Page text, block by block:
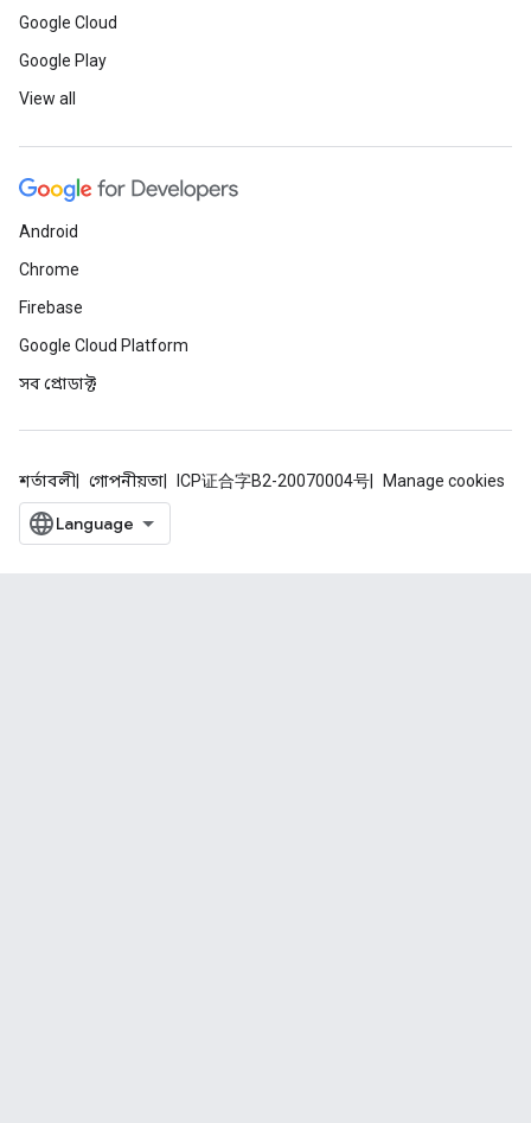
Google Cloud
Google Play
View all
Android
Chrome
Firebase
Google Cloud Platform
সব প্রোডাক্ট
শর্তাবলী গোপনীয়তা ICP证合字B2-20070004号 Manage cookies